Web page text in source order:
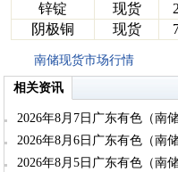
锌锭
现货
阴极铜
现货
南储现货市场行情
相关资讯
2026年8月7日广东有色（南
2026年8月6日广东有色（南
2026年8月5日广东有色（南